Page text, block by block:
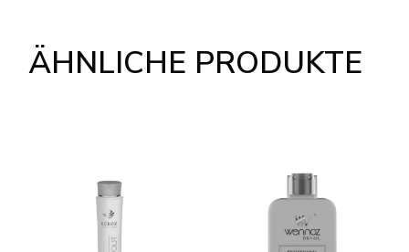
ÄHNLICHE PRODUKTE